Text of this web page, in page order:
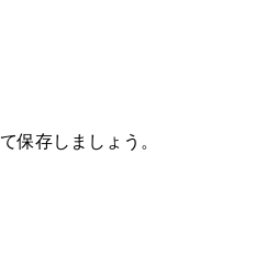
保存しましょう。